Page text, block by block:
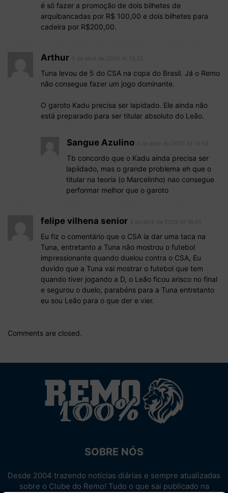
é só fazer a promoção de dois bilhetes de
arquibancadas por R$ 100,00 e dois bilhetes para
cadeira por R$200,00.
Arthur
Tuna levou de 5 do CSA na copa do Brasil. Já o Remo
não consegue fazer um jogo dominante.
O garoto Kadu precisa ser lapidado. Ele ainda não
está preparado para ser titular absoluto do Leão.
Sangue Azulino
Tb concordo que o Kadu ainda precisa ser
lapiidado, mas o grande problema eh que o
titular na teoria (o Marcelinho) nao consegue
performar melhor que o garoto
felipe vilhena senior
Eu fiz o comentário que o CSA ia dar uma taca na
Tuna, entretanto a Tuna não mostrou o futebol
impressionante quando duelou contra o CSA, Eu
duvido que a Tuna vai mostrar o futebol que tem
quando tiver jogando a D, o Leão ficou arisco no final
e segurou o duelo, parabéns para a Tuna entretanto
eu sou Leão para o que der e vier.
Comments are closed.
SOBRE NÓS
Desde 2004 trazendo notícias diárias e sempre atualizadas
sobre o Clube do Remo! Tudo o que sai publicado na